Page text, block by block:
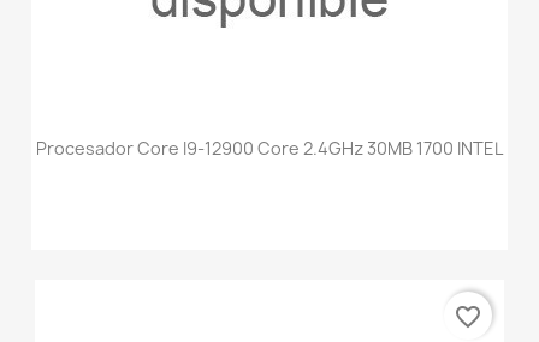
Procesador Core I9-12900 Core 2.4GHz 30MB 1700 INTEL
favorite_border